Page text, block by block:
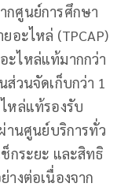
กศูนย์การศึกษา
อะไหล่ (TPCAP)
ะไหล่แท้มากกว่า
ส่วนจัดเก็บกว่า 1
หล่แท้รองรับ
านศูนย์บริการทั่ว
กระยะ และสิทธิ
างต่อเนื่องจาก